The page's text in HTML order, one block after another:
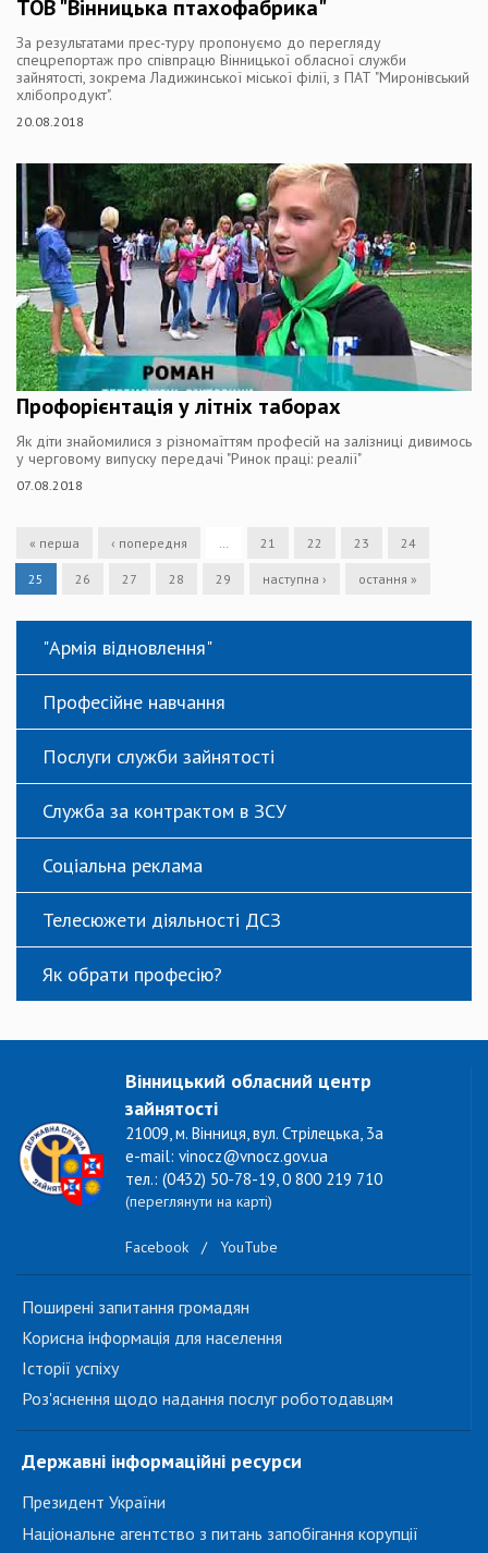
ТОВ "Вінницька птахофабрика"
За результатами прес-туру пропонуємо до перегляду
спецрепортаж про співпрацю Вінницької обласної служби
зайнятості, зокрема Ладижинської міської філії, з ПАТ "Миронівський
хлібопродукт".
20.08.2018
Профорієнтація у літніх таборах
Як діти знайомилися з різномаїттям професій на залізниці дивимось
у черговому випуску передачі "Ринок праці: реалії"
07.08.2018
« перша ‹ попередня … 21 22 23 24
25 26 27 28 29 наступна › остання »
"Армія відновлення"
Професійне навчання
Послуги служби зайнятості
Служба за контрактом в ЗСУ
Соціальна реклама
Телесюжети діяльності ДСЗ
Як обрати професію?
Вінницький обласний центр
зайнятості
21009, м. Вінниця, вул. Стрілецька, 3а
e-mail: vinocz@vnocz.gov.ua
тел.: (0432) 50-78-19, 0 800 219 710
(переглянути на карті)
Facebook / YouTube
Поширені запитання громадян
Корисна інформація для населення
Історії успіху
Роз'яснення щодо надання послуг роботодавцям
Державні інформаційні ресурси
Президент України
Національне агентство з питань запобігання корупції